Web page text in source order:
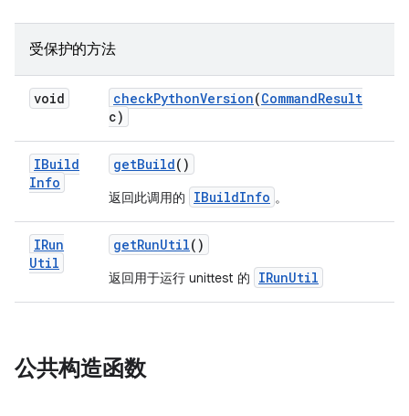
受保护的方法
void checkPythonVersion(CommandResult
c)
IBuild
Info
getBuild()
返回此调用的 IBuildInfo 。
IRun
Util
getRunUtil()
返回用于运行 unittest 的 IRunUtil
公共构造函数